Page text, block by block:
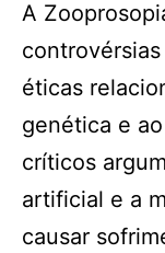
A
éticas
genética e
críticos
artificial e a
causar